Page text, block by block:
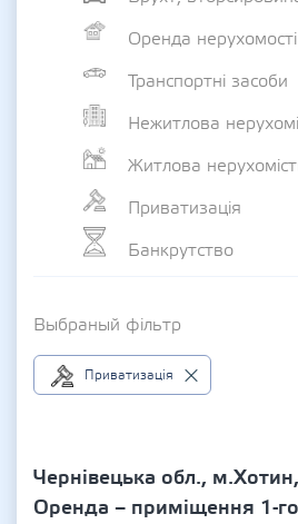
Оренда нерухомості
Транспортні засоби
Нежитлова
Житлова
Приватизація
Банкрутство
Выбраный фільтр
Приватизація
Чернівецька обл.,
Оренда – приміщення 1-